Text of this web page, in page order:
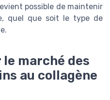
possible de maintenir
quel que soit le type de
marché des
au collagène